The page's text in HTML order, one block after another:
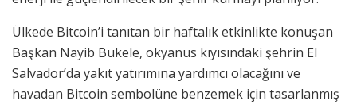
Ülkede Bitcoin’i tanıtan bir haftalık etkinlikte konuşan
Başkan Nayib Bukele, okyanus kıyısındaki şehrin El
Salvador’da yakıt yatırımına yardımcı olacağını ve
havadan Bitcoin sembolüne benzemek için tasarlanmış